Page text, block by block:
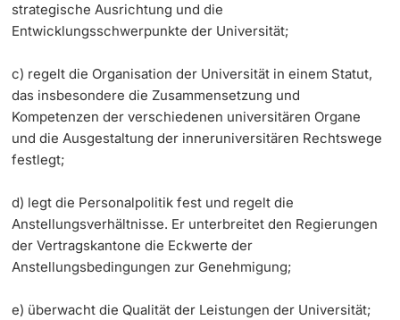
weitere Informationen
Dozierende
weitere Informationen
Fundraising
Notfall & Beratung
Kontakt & Anfahrt
strategische Ausrichtung und die
Entwicklungsschwerpunkte der Universität;
c) regelt die Organisation der Universität in einem Statut,
das insbesondere die Zusammensetzung und
Kompetenzen der verschiedenen universitären Organe
und die Ausgestaltung der inneruniversitären Rechtswege
festlegt;
d) legt die Personalpolitik fest und regelt die
Anstellungsverhältnisse. Er unterbreitet den Regierungen
der Vertragskantone die Eckwerte der
Anstellungsbedingungen zur Genehmigung;
e) überwacht die Qualität der Leistungen der Universität;